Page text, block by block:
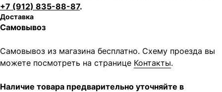
+7 (912) 835-88-87.
Доставка
Самовывоз
Самовывоз из магазина бесплатно. Схему проезда вы
можете посмотреть на странице Контакты.
Наличие товара предварительно уточняйте в